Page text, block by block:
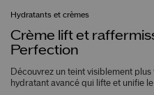
Hydratants et crèmes
Crème lift et
Perfection
Découvrez un teint visiblement
hydratant avancé qui lifte et unifie